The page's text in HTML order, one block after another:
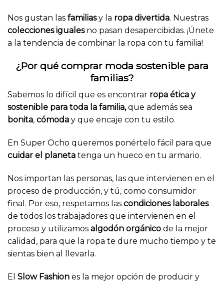
Nos gustan las familiasy la ropa divertida. Nuestras
colecciones igualesno pasan desapercibidas. ¡Únete
a la tendencia de combinar la ropa con tu familia!
¿Por qué comprar moda sostenible para
familias?
Sabemos lo difícil que es encontrar ropa ética y
sostenible para toda la familia,que además sea
bonita, cómoda y que encaje con tu estilo.
En Super Ocho queremos ponértelo fácil para que
cuidar el planeta tenga un hueco en tu armario.
Nos importan las personas, las que intervienen en el
proceso de producción, y tú, como consumidor
final. Por eso, respetamos las condiciones laborales
de todos los trabajadores que intervienen en el
proceso y utilizamos algodón orgánico de la mejor
calidad, para que la ropa te dure mucho tiempo y te
sientas bien al llevarla.
El Slow Fashion es la mejor opción de producir y